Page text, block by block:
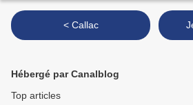
< Callac
Hébergé par Canalblog
Top articles